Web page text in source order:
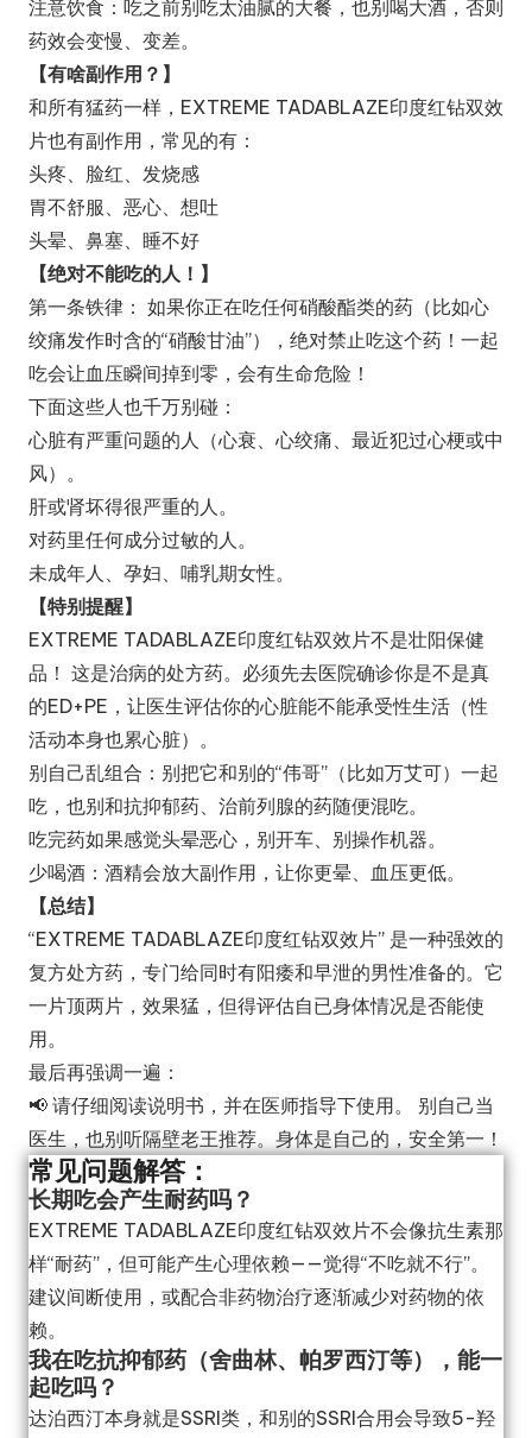
注意饮食：吃之前别吃太油腻的大餐，也别喝大酒，否则
药效会变慢、变差。
【有啥副作用？】
和所有猛药一样，EXTREME TADABLAZE印度红钻双效
片也有副作用，常见的有：
头疼、脸红、发烧感
胃不舒服、恶心、想吐
头晕、鼻塞、睡不好
【绝对不能吃的人！】
第一条铁律： 如果你正在吃任何硝酸酯类的药（比如心
绞痛发作时含的“硝酸甘油”），绝对禁止吃这个药！一起
吃会让血压瞬间掉到零，会有生命危险！
下面这些人也千万别碰：
心脏有严重问题的人（心衰、心绞痛、最近犯过心梗或中
风）。
肝或肾坏得很严重的人。
对药里任何成分过敏的人。
未成年人、孕妇、哺乳期女性。
【特别提醒】
EXTREME TADABLAZE印度红钻双效片不是壮阳保健
品！ 这是治病的处方药。必须先去医院确诊你是不是真
的ED+PE，让医生评估你的心脏能不能承受性生活（性
活动本身也累心脏）。
别自己乱组合：别把它和别的“伟哥”（比如万艾可）一起
吃，也别和抗抑郁药、治前列腺的药随便混吃。
吃完药如果感觉头晕恶心，别开车、别操作机器。
少喝酒：酒精会放大副作用，让你更晕、血压更低。
【总结】
“EXTREME TADABLAZE印度红钻双效片” 是一种强效的
复方处方药，专门给同时有阳痿和早泄的男性准备的。它
一片顶两片，效果猛，但得评估自已身体情况是否能使
用。
最后再强调一遍：
📢 请仔细阅读说明书，并在医师指导下使用。 别自己当
医生，也别听隔壁老王推荐。身体是自己的，安全第一！
常见问题解答：
长期吃会产生耐药吗？
EXTREME TADABLAZE印度红钻双效片不会像抗生素那
样“耐药”，但可能产生心理依赖——觉得“不吃就不行”。
建议间断使用，或配合非药物治疗逐渐减少对药物的依
赖。
我在吃抗抑郁药（舍曲林、帕罗西汀等），能一
起吃吗？
达泊西汀本身就是SSRI类，和别的SSRI合用会导致5-羟